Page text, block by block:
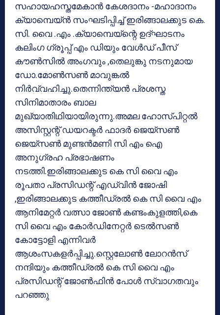
സഹായഹസ്തമേകാന്‍ കേശദാനം -മഹാദാനം
ക്യാമ്പെയ്ന്‍ സംഘടിപ്പിച്ച് ഇരിങ്ങാലക്കുട കെ.
സി. വൈ .എം .ക്യാമ്പെയ്‌ന്റെ ഉദ്ഘാടനം
കലിംഗ ഗ്രൂപ്പ് എം ഡിയും വേള്‍ഡ് പീസ്
കൗണ്‍സില്‍ അംഗവും ,തെലുങ്കു നടനുമായ
ഡോ.മോണ്‍സണ്‍ മാവുങ്കല്‍
നിര്‍വ്വഹിച്ചു.തെന്നിന്ത്യന്‍ പ്രശസ്ത
സിനിമാതാരം ബാല
മുഖ്യാതിഥിയായിരുന്നു.അമല ഹോസ്പിറ്റല്‍
അസിസ്റ്റന്റ് ഡയറക്ടര്‍ ഫാദര്‍ ജെയ്‌സണ്‍
ജെയ്‌സണ്‍ മുണ്ടന്‍മണി സി എം ഐ
അനുഗ്രഹ പ്രഭാഷണം
നടത്തി.ഇരിങ്ങാലക്കുട കെ സി വൈ എം
രൂപതാ പ്രസിഡന്റ് എഡ്‌വിന്‍ ജോഷി
,ഇരിങ്ങാലക്കുട കത്തീഡ്രല്‍ കെ സി വൈ എം
ആനിമേറ്റര്‍ വത്സാ ജോണ്‍ കണ്ടംകുളത്തി,കെ
സി വൈ എം കോര്‍ഡിനേറ്റര്‍ ടെല്‍സണ്‍
കോട്ടോളി എന്നിവര്‍
ആശംസകളര്‍പ്പിച്ചു.സ്റ്റെലോണ്‍ ലോറന്‍സ്
നന്ദിയും കത്തീഡ്രല്‍ കെ സി വൈ എം
പ്രസിഡന്റ് ജോണ്‍ഫിന്‍ പോള്‍ സ്വാഗതവും
പറഞ്ഞു